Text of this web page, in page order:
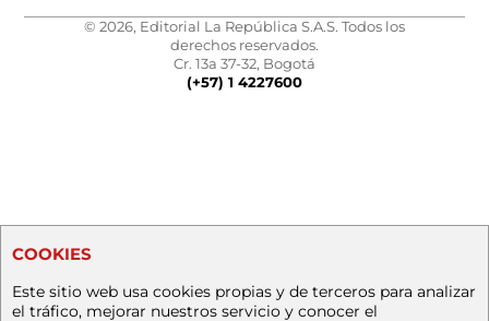
© 2026, Editorial La República S.A.S. Todos los
derechos reservados.
Cr. 13a 37-32, Bogotá
(+57) 1 4227600
COOKIES
Este sitio web usa cookies propias y de terceros para analizar
el tráfico, mejorar nuestros servicio y conocer el